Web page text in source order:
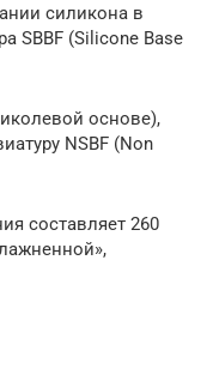
силикона в
SBBF (Silicone Base
основе),
NSBF (Non
составляет 260